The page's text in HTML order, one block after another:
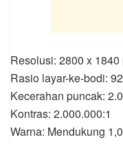
Resolusi: 2800 x 1840
Rasio layar-ke-bodi:
Kecerahan puncak:
Kontras: 2.000.000:1
Warna: Mendukung